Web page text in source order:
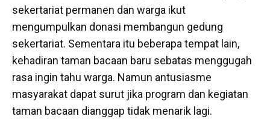
sekertariat permanen dan warga ikut
mengumpulkan donasi membangun gedung
sekertariat. Sementara itu beberapa tempat lain,
kehadiran taman bacaan baru sebatas menggugah
rasa ingin tahu warga. Namun antusiasme
masyarakat dapat surut jika program dan kegiatan
taman bacaan dianggap tidak menarik lagi.